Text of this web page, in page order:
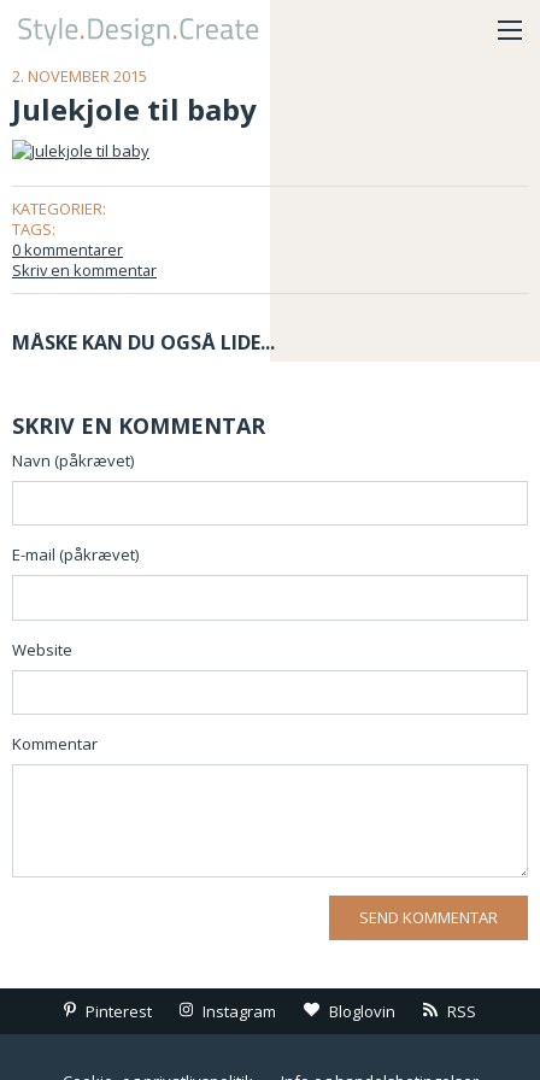
2. NOVEMBER 2015
Julekjole til baby
KATEGORIER:
TAGS:
0 kommentarer
Skriv en kommentar
MÅSKE KAN DU OGSÅ LIDE...
SKRIV EN KOMMENTAR
Navn (påkrævet)
E-mail (påkrævet)
Website
Kommentar
Pinterest Instagram Bloglovin RSS